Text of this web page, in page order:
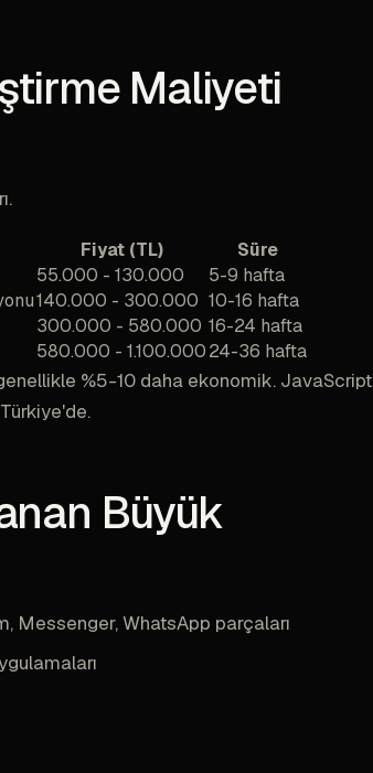
Maliyeti
Fiyat (TL)
Süre
55.000 - 130.000
5-9 hafta
140.000 - 300.000 10-16 hafta
300.000 - 580.000 16-24 hafta
580.000 - 1.100.00024-36 hafta
%5-10 daha ekonomik. JavaScript
Büyük
Messenger, WhatsApp parçaları